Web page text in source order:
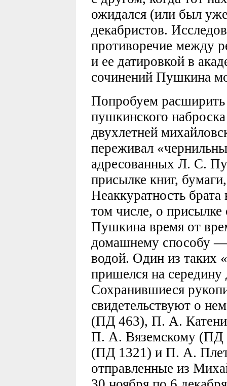
ожидался (или был
декабристов.
противоречие между
и ее датировкой в
сочинений Пушкина
Попробуем расширить
пушкинского
двухлетней
переживал
адресованных Л. С.
присылке книг,
Неаккуратность
том числе, о присылке
Пушкина время от
домашнему способу —
водой. Один из таких
пришелся на середину
Сохранившиеся
свидетельствуют о
(ПД 463), П. А.
П. А. Вяземскому (ПД
(ПД 1321) и П. А.
отправленные из